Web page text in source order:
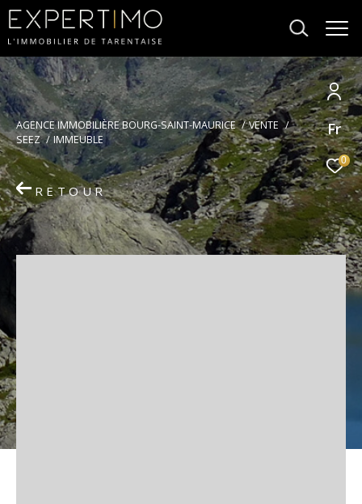
Fr
0
Votre
recherche
AGENCE IMMOBILIÈRE BOURG-SAINT-MAURICE
VENTE
SEEZ
IMMEUBLE
RETOUR